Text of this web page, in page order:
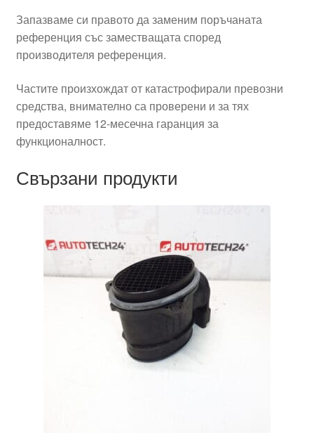
Запазваме си правото да заменим поръчаната
референция със заместващата според
производителя референция.
Частите произхождат от катастрофирали превозни
средства, внимателно са проверени и за тях
предоставяме 12-месечна гаранция за
функционалност.
Свързани продукти